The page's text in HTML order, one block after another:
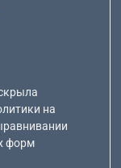
на
форм